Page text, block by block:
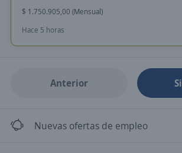
$ 1.750.905,00 (Mensual)
Hace 5 horas
Anterior
Nuevas ofertas de empleo